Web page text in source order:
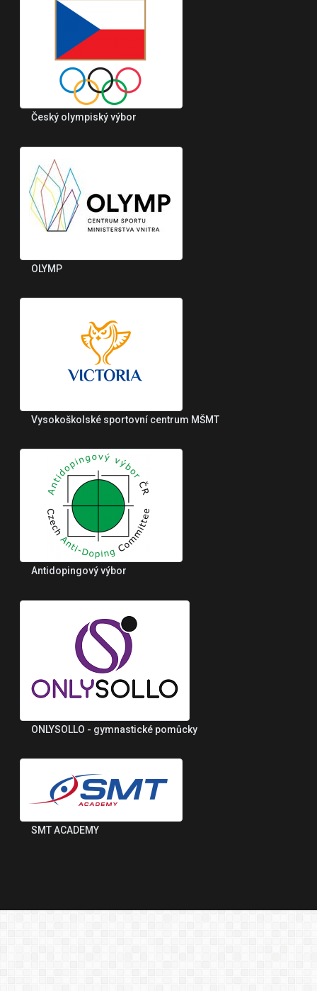
Český olympiský výbor
OLYMP
Vysokoškolské sportovní centrum MŠMT
Antidopingový výbor
ONLYSOLLO - gymnastické pomůcky
SMT ACADEMY